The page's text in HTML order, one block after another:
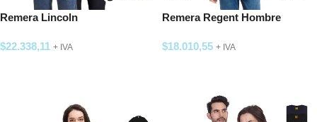
Remera Lincoln
$22.338,11 + IVA
Remera Regent Hombre
$18.010,55 + IVA